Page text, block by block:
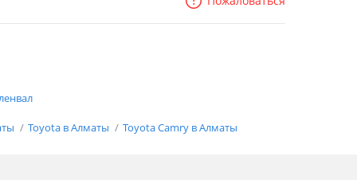
Toyota в Алматы Toyota Camry в Алматы